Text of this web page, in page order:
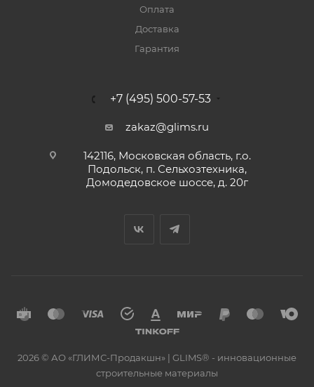
Оплата
Доставка
Гарантия
+7 (495) 500-57-53
zakaz@glims.ru
142116, Московская область, г.о.
Подольск, п. Сельхозтехника,
Домодедовское шоссе, д. 20г
2026 © АО «ГЛИМС-Продакшн» | GLIMS® - инновационные
строительные материалы